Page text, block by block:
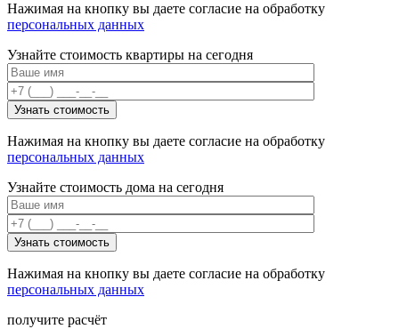
Нажимая на кнопку вы даете согласие на обработку
персональных данных
Узнайте стоимость квартиры на сегодня
Нажимая на кнопку вы даете согласие на обработку
персональных данных
Узнайте стоимость дома на сегодня
Нажимая на кнопку вы даете согласие на обработку
персональных данных
получите расчёт